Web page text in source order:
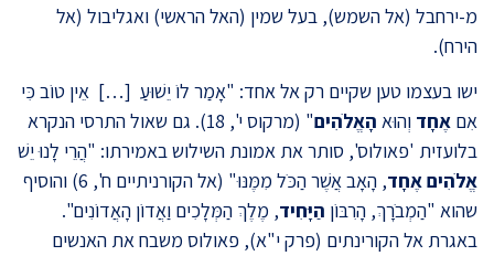
מ-ירחבל (אל השמש), בעל שמין (האל הראשי) ואגליבול (אל
הירח).
ישו בעצמו טען שקיים רק אל אחד: "אָמַר לוֹ יֵשׁוּעַ […] אֵין טוֹב כִּי
אִם אֶחָד וְהוּא הָאֱלֹהִים
" (מרקוס י', 18). גם שאול התרסי הנקרא
בלועזית 'פאולוס', סותר את אמונת השילוש באמירתו: "הֲרֵי לָנוּ יֵשׁ
אֱלֹהִיםאֶחָד
, הָאָב אֲשֶׁר הַכֹּל מִמֶּנּוּ" (אל הקורניתיים ח', 6) והוסיף
שהוא "הַמְבֹרָךְ, הָרִבּוֹן הַיָּחִיד, מֶלֶךְ הַמְּלָכִים וַאֲדוֹן הָאֲדוֹנִים".
באגרת אל הקורינתים (פרק י"א), פאולוס משבח את האנשים